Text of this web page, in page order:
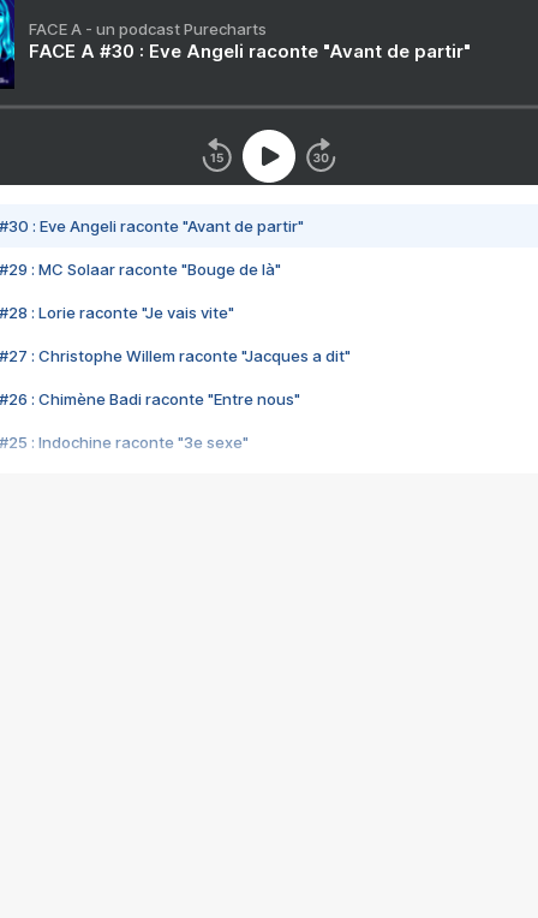
FACE A - un podcast Purecharts
FACE A #30 : Eve Angeli raconte "Avant de partir"
#30 : Eve Angeli raconte "Avant de partir"
#29 : MC Solaar raconte "Bouge de là"
#28 : Lorie raconte "Je vais vite"
#27 : Christophe Willem raconte "Jacques a dit"
#26 : Chimène Badi raconte "Entre nous"
#25 : Indochine raconte "3e sexe"